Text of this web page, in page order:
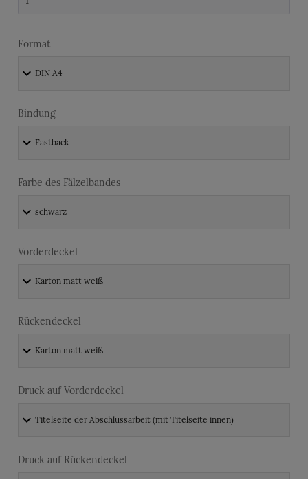
Format
Bindung
Farbe des Fälzelbandes
Vorderdeckel
Rückendeckel
Druck auf Vorderdeckel
Druck auf Rückendeckel